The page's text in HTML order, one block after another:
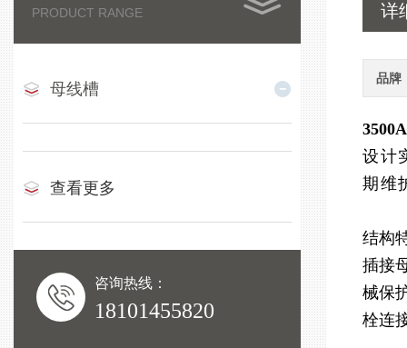
PRODUCT RANGE
母线槽
查看更多
咨询热线：
18101455820
详
品牌
设计
期维
结构
插接
械保
栓连